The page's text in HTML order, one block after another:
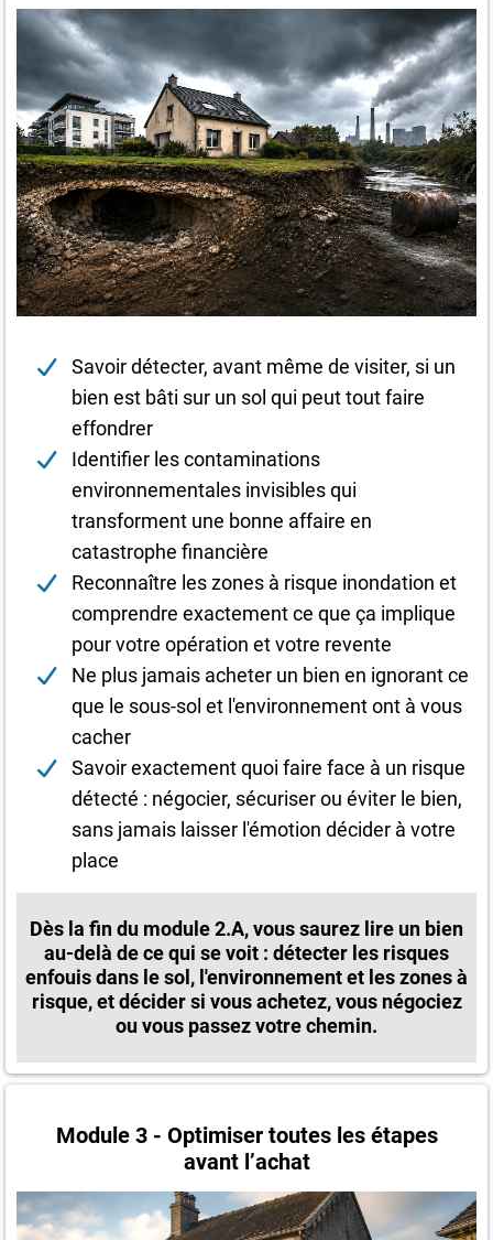
Savoir détecter, avant même de visiter, si un
bien est bâti sur un sol qui peut tout faire
effondrer
Identifier les contaminations
environnementales invisibles qui
transforment une bonne affaire en
catastrophe financière
Reconnaître les zones à risque inondation et
comprendre exactement ce que ça implique
pour votre opération et votre revente
Ne plus jamais acheter un bien en ignorant ce
que le sous-sol et l'environnement ont à vous
cacher
Savoir exactement quoi faire face à un risque
détecté : négocier, sécuriser ou éviter le bien,
sans jamais laisser l'émotion décider à votre
place
Dès la fin du module 2.A, vous saurez lire un bien
au-delà de ce qui se voit : détecter les risques
enfouis dans le sol, l'environnement et les zones à
risque, et décider si vous achetez, vous négociez
ou vous passez votre chemin.
Module 3 - Optimiser toutes les étapes
avant l’achat